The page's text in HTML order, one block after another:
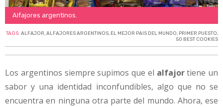
Alfajores argentinos.
TAGS: ALFAJOR,ALFAJORES ARGENTINOS, EL MEJOR PAIS DEL MUNDO, PRIMER PUESTO,
50 BEST COOKIES
Los argentinos siempre supimos que el alfajortiene un
sabor y una identidad inconfundibles, algo que no se
encuentra en ninguna otra parte del mundo. Ahora, ese